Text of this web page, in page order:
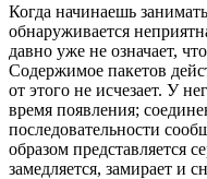
Когда начинаешь
обнаруживается
давно уже не означает,
Содержимое пакетов
от этого не исчезает. У
время появления;
последовательности
образом представляется
замедляется, замирает и